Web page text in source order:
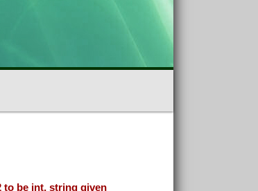
to be int, string given